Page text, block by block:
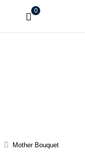
0
Mother Bouquet